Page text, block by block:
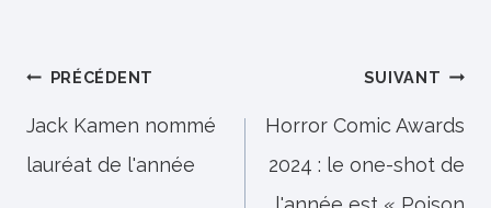
Navigation
de
l’article
PRÉCÉDENT
Jack Kamen nommé
lauréat de l'année
SUIVANT
Horror Comic Awards
2024 : le one-shot de